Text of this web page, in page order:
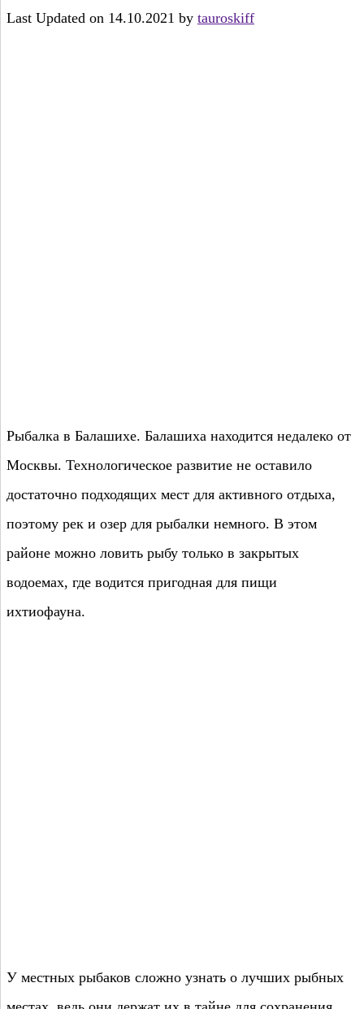
Last Updated on 14.10.2021 by tauroskiff
Рыбалка в Балашихе. Балашиха находится недалеко от
Москвы. Технологическое развитие не оставило
достаточно подходящих мест для активного отдыха,
поэтому рек и озер для рыбалки немного. В этом
районе можно ловить рыбу только в закрытых
водоемах, где водится пригодная для пищи
ихтиофауна.
У местных рыбаков сложно узнать о лучших рыбных